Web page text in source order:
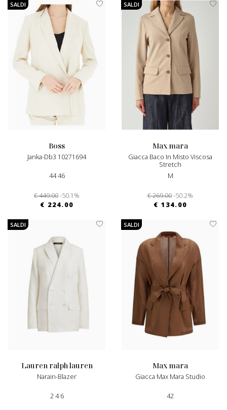
SALDI
boss
Janka-Db3 10271694
44 46
€ 449.00-50.1%
€ 224.00
SALDI
max mara
Giacca Baco In Misto Viscosa
Stretch
M
€ 269.00-50.2%
€ 134.00
SALDI
lauren ralph lauren
Narain-Blazer
2 4 6
SALDI
max mara
Giacca Max Mara Studio
42